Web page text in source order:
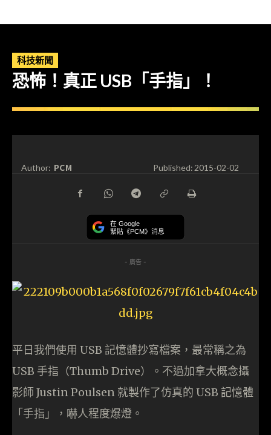
科技新聞
恐怖！真正 USB「手指」！
Author: PCM Published:2015-02-02
在 Google
緊貼《PCM》消息
- 廣告 -
平日我們使用 USB 記憶體抄寫檔案，最常稱之為
USB 手指（Thumb Drive）。不過加拿大概念攝
影師 Justin Poulsen 就製作了仿真的 USB 記憶體
「手指」，嚇人程度爆燈。